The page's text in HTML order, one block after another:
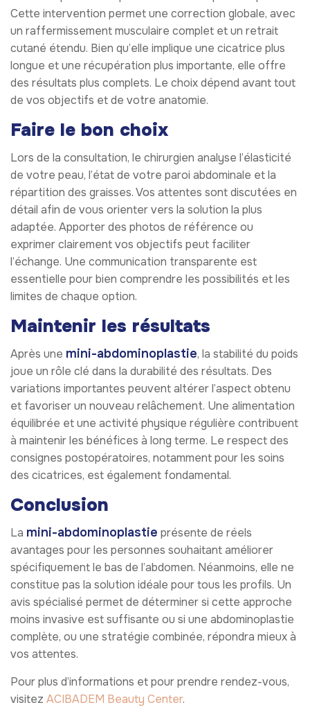
Cette intervention permet une correction globale, avec
un raffermissement musculaire complet et un retrait
cutané étendu. Bien qu’elle implique une cicatrice plus
longue et une récupération plus importante, elle offre
des résultats plus complets. Le choix dépend avant tout
de vos objectifs et de votre anatomie.
Faire le bon choix
Lors de la consultation, le chirurgien analyse l’élasticité
de votre peau, l’état de votre paroi abdominale et la
répartition des graisses. Vos attentes sont discutées en
détail afin de vous orienter vers la solution la plus
adaptée. Apporter des photos de référence ou
exprimer clairement vos objectifs peut faciliter
l’échange. Une communication transparente est
essentielle pour bien comprendre les possibilités et les
limites de chaque option.
Maintenir les résultats
Après une mini-abdominoplastie, la stabilité du poids
joue un rôle clé dans la durabilité des résultats. Des
variations importantes peuvent altérer l’aspect obtenu
et favoriser un nouveau relâchement. Une alimentation
équilibrée et une activité physique régulière contribuent
à maintenir les bénéfices à long terme. Le respect des
consignes postopératoires, notamment pour les soins
des cicatrices, est également fondamental.
Conclusion
La mini-abdominoplastie présente de réels
avantages pour les personnes souhaitant améliorer
spécifiquement le bas de l’abdomen. Néanmoins, elle ne
constitue pas la solution idéale pour tous les profils. Un
avis spécialisé permet de déterminer si cette approche
moins invasive est suffisante ou si une abdominoplastie
complète, ou une stratégie combinée, répondra mieux à
vos attentes.
Pour plus d’informations et pour prendre rendez-vous,
visitez ACIBADEM Beauty Center.